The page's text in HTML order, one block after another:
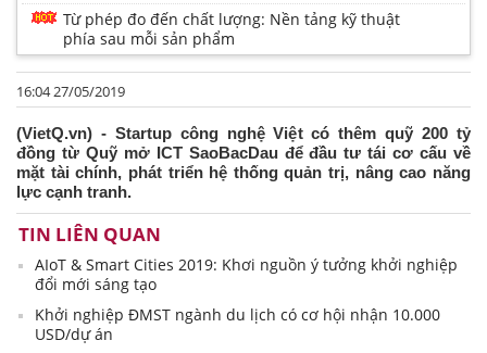
Từ phép đo đến chất lượng: Nền tảng kỹ thuật
phía sau mỗi sản phẩm
16:04 27/05/2019
(VietQ.vn) - Startup công nghệ Việt có thêm quỹ 200 tỷ
đồng từ Quỹ mở ICT SaoBacDau để đầu tư tái cơ cấu về
mặt tài chính, phát triển hệ thống quản trị, nâng cao năng
lực cạnh tranh.
TIN LIÊN QUAN
AIoT & Smart Cities 2019: Khơi nguồn ý tưởng khởi nghiệp
đổi mới sáng tạo
Khởi nghiệp ĐMST ngành du lịch có cơ hội nhận 10.000
USD/dự án